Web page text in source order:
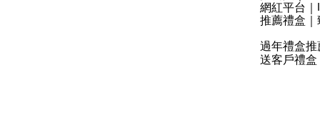
網紅平台｜
推薦禮盒｜
過年禮盒
送客戶禮